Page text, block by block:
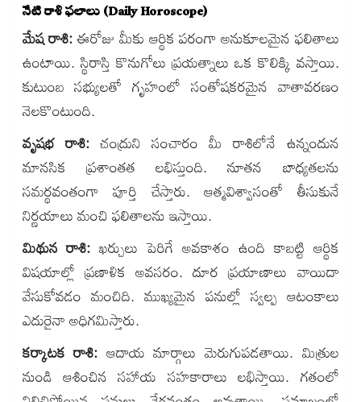
నేటి రాశి ఫలాలు (Daily Horoscope)
మేష రాశి:ఈరోజు మీకు ఆర్థిక పరంగా అనుకూలమైన ఫలితాలు
ఉంటాయి. స్థిరాస్తి కొనుగోలు ప్రయత్నాలు ఒక కొలిక్కి వస్తాయి.
కుటుంబ సభ్యులతో గృహంలో సంతోషకరమైన వాతావరణం
నెలకొంటుంది.
వృషభ రాశి:చంద్రుని సంచారం మీ రాశిలోనే ఉన్నందున
మానసిక ప్రశాంతత లభిస్తుంది. నూతన బాధ్యతలను
సమర్థవంతంగా పూర్తి చేస్తారు. ఆత్మవిశ్వాసంతో తీసుకునే
నిర్ణయాలు మంచి ఫలితాలను ఇస్తాయి.
మిథున రాశి: ఖర్చులు పెరిగే అవకాశం ఉంది కాబట్టి ఆర్థిక
విషయాల్లో ప్రణాళిక అవసరం. దూర ప్రయాణాలు వాయిదా
వేసుకోవడం మంచిది. ముఖ్యమైన పనుల్లో స్వల్ప ఆటంకాలు
ఎదురైనా అధిగమిస్తారు.
కర్కాటక రాశి: ఆదాయ మార్గాలు మెరుగుపడతాయి. మిత్రుల
నుండి ఆశించిన సహాయ సహకారాలు లభిస్తాయి. గతంలో